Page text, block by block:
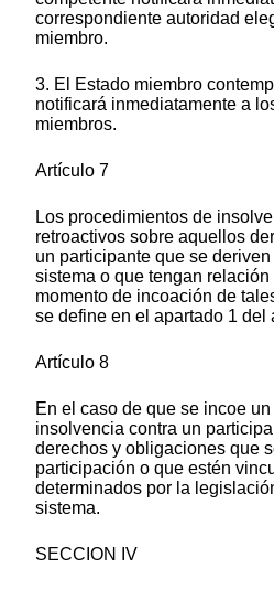
correspondiente autoridad
miembro.
3. El Estado miembro
notificará inmediatamente a
miembros.
Artículo 7
Los procedimientos de
retroactivos sobre aquellos
un participante que se
sistema o que tengan relación
momento de incoación de
se define en el apartado 1 del
Artículo 8
En el caso de que se incoe
insolvencia contra un
derechos y obligaciones que
participación o que estén
determinados por la
sistema.
SECCION IV